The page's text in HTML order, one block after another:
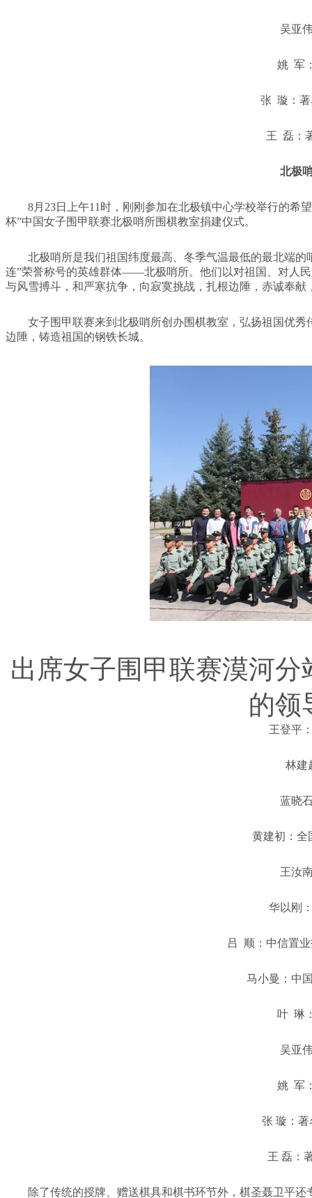
吴亚伟
姚 军：
张 璇：著
王 磊：著
北极
8月23日上午11时，刚刚参加在北极镇中心学校举行的希
杯”中国女子围甲联赛北极哨所围棋教室捐建仪式。
北极哨所是我们祖国纬度最高、冬季气温最低的最北端的
连”荣誉称号的英雄群体——北极哨所。他们以对祖国、对人
与风雪搏斗，和严寒抗争，向寂寞挑战，扎根边陲，赤诚奉
女子围甲联赛来到北极哨所创办围棋教室，弘扬祖国优秀
边陲，铸造祖国的钢铁长城。
出席女子围甲联赛漠河
的领
王登平：
林建超
蓝晓石
黄建初：全国
王汝南
华以刚：
吕 顺：中信置业
马小曼：中国
叶 琳：
吴亚伟
姚 军：
张 璇：著
王 磊：著
除了传统的授牌、赠送棋具和棋书环节外，棋圣聂卫平还